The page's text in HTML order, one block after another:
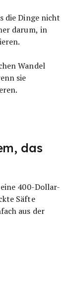
die Dinge nicht
darum, in
Wandel
sie
das
400-Dollar-
Säfte
aus der